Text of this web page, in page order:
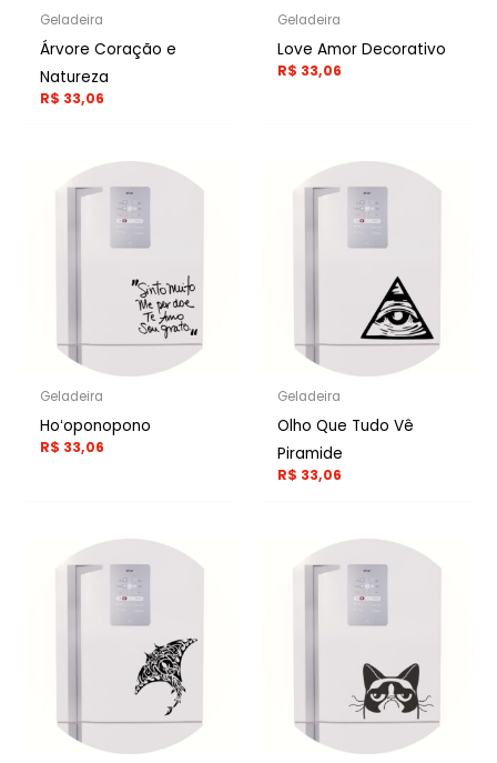
Geladeira
Árvore Coração e
Natureza
R$ 33,06
Geladeira
Love Amor Decorativo
R$ 33,06
Geladeira
Hoʻoponopono
R$ 33,06
Geladeira
Olho Que Tudo Vê
Piramide
R$ 33,06